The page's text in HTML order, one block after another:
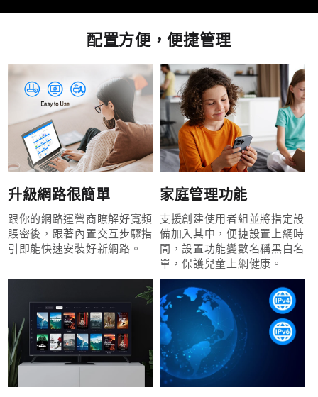
配置方便，便捷管理
升級網路很簡單
跟你的網路運營商瞭解好寬頻
賬密後，跟著內置交互步驟指
引即能快速安裝好新網路。
家庭管理功能
支援創建使用者組並將指定設
備加入其中，便捷設置上網時
間，設置功能變數名稱黑白名
單，保護兒童上網健康。